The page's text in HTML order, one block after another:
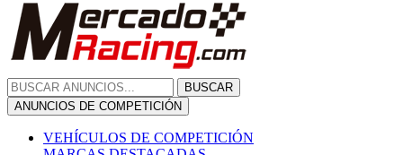
BUSCAR
ANUNCIOS DE COMPETICIÓN
VEHÍCULOS DE COMPETICIÓN